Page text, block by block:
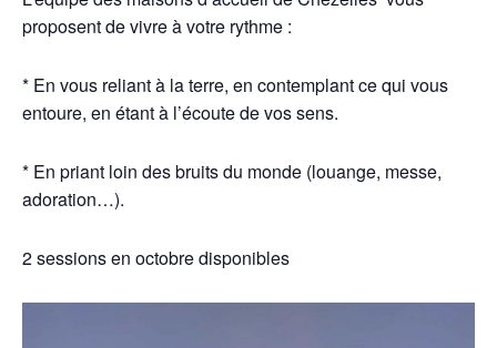
proposent de vivre à votre rythme :
* En vous reliant à la terre, en contemplant ce qui vous
entoure, en étant à l’écoute de vos sens.
* En priant loin des bruits du monde (louange, messe,
adoration…).
2 sessions en octobre disponibles